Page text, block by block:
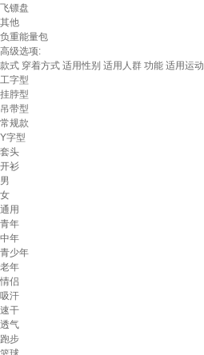
飞镖盘
其他
负重能量包
高级选项:
款式 穿着方式 适用性别 适用人群 功能 适用运动
工字型
挂脖型
吊带型
常规款
Y字型
套头
开衫
男
女
通用
青年
中年
青少年
老年
情侣
吸汗
速干
透气
跑步